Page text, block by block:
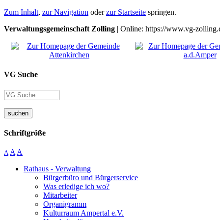
Zum Inhalt, zur Navigation oderzur Startseite springen.
Verwaltungsgemeinschaft Zolling | Online: https://www.vg-
VG Suche
suchen
Schriftgröße
A A A
Rathaus - Verwaltung
Bürgerbüro und Bürgerservice
Was erledige ich wo?
Mitarbeiter
Organigramm
Kulturraum Ampertal e.V.